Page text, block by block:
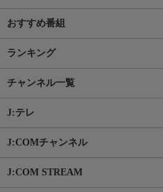
おすすめ番組
ランキング
チャンネル一覧
J:テレ
J:COMチャンネル
J:COM STREAM